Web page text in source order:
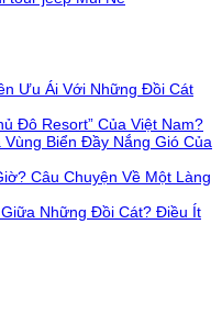
Ưu Ái Với Những Đồi Cát
Đô Resort” Của Việt Nam?
Biển Đầy Nắng Gió Của
Câu Chuyện Về Một Làng
Những Đồi Cát? Điều Ít